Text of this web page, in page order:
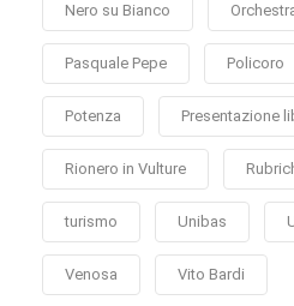
Nero su Bianco
Pasquale Pepe Policoro
Potenza Presentazione
Rionero in Vulture
turismo Unibas
Venosa Vito Bardi